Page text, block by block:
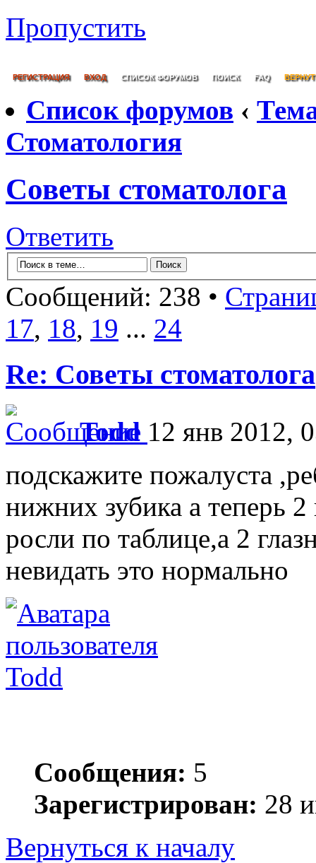
Пропустить
РЕГИСТРАЦИЯ ВХОД СПИСОК ФОРУМОВ ПОИСК FAQ
Список форумов ‹
Стоматология
Советы стоматолога
Ответить
Сообщений: 238 •
17, 18, 19 ... 24
Re: Советы стоматолога
Todd 12 янв 2012,
подскажите пожалуста
нижних зубика а теперь
росли по таблице,а 2
невидать это нормально
Todd
Сообщения: 5
Зарегистрирован: 28
Вернуться к началу